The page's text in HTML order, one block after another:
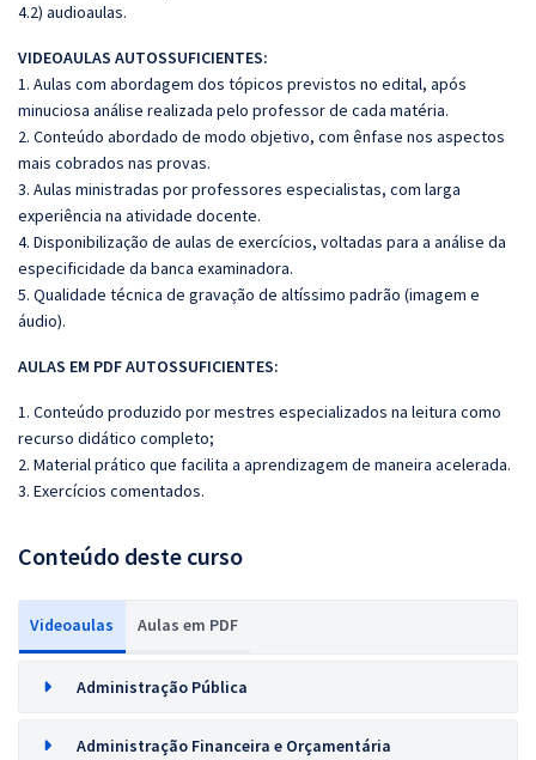
4.2) audioaulas.
VIDEOAULAS AUTOSSUFICIENTES:
1. Aulas com abordagem dos tópicos previstos no edital, após
minuciosa análise realizada pelo professor de cada matéria.
2. Conteúdo abordado de modo objetivo, com ênfase nos aspectos
mais cobrados nas provas.
3. Aulas ministradas por professores especialistas, com larga
experiência na atividade docente.
4. Disponibilização de aulas de exercícios, voltadas para a análise da
especificidade da banca examinadora.
5. Qualidade técnica de gravação de altíssimo padrão (imagem e
áudio).
AULAS EM PDF AUTOSSUFICIENTES:
1. Conteúdo produzido por mestres especializados na leitura como
recurso didático completo;
2. Material prático que facilita a aprendizagem de maneira acelerada.
3. Exercícios comentados.
Conteúdo deste curso
Videoaulas Aulas em PDF
Administração Pública
Administração Financeira e Orçamentária